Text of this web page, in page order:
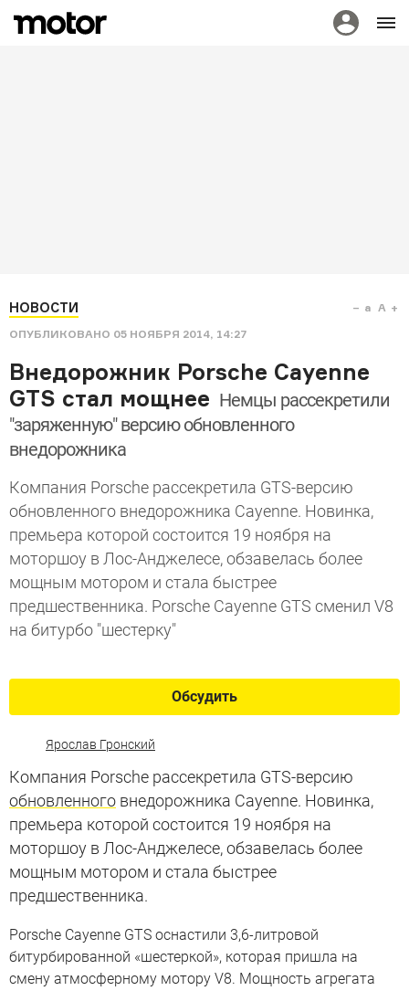
НОВОСТИ
ОПУБЛИКОВАНО 05 НОЯБРЯ 2014, 14:27
a A
Внедорожник Porsche Cayenne
GTS стал мощнее Немцы рассекретили
"заряженную" версию обновленного
внедорожника
Компания Porsche рассекретила GTS-версию
обновленного внедорожника Cayenne. Новинка,
премьера которой состоится 19 ноября на
моторшоу в Лос-Анджелесе, обзавелась более
мощным мотором и стала быстрее
предшественника. Porsche Cayenne GTS сменил V8
на битурбо "шестерку"
Обсудить
Ярослав Гронский
Компания Porsche рассекретила GTS-версию
обновленного внедорожника Cayenne. Новинка,
премьера которой состоится 19 ноября на
моторшоу в Лос-Анджелесе, обзавелась более
мощным мотором и стала быстрее
предшественника.
Porsche Cayenne GTS оснастили 3,6-литровой
битурбированной «шестеркой», которая пришла на
смену атмосферному мотору V8. Мощность агрегата